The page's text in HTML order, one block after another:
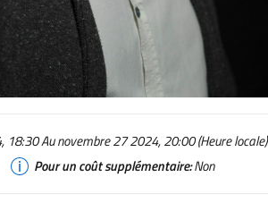
Au novembre 27 2024, 20:00 (Heure locale)
Pour un coût supplémentaire:Non